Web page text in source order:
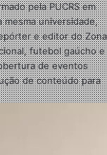
pela PUCRS em
mesma universidade,
e editor do Zona
futebol gaúcho e
de eventos
de conteúdo para